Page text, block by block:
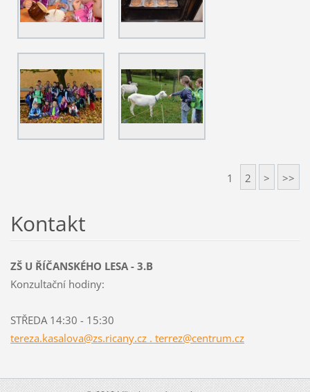
1 2 > >>
Kontakt
ZŠ U ŘÍČANSKÉHO LESA - 3.B
Konzultační hodiny:
STŘEDA 14:30 - 15:30
tereza.kasalova@zs.ricany.cz . terrez@centrum.cz